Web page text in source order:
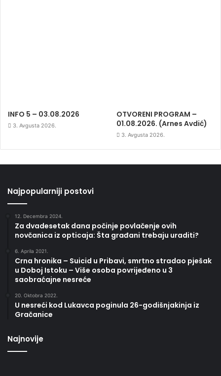
INFO 5 – 03.08.2026
3. Avgusta 2026.
OTVORENI PROGRAM –
01.08.2026. (Arnes Avdić)
3. Avgusta 2026.
Najpopularniji postovi
12. Decembra 2024.
Za dvadesetak dana počinje povlačenje ovih
novčanica iz opticaja: Šta građani trebaju uraditi?
6. Aprila 2021.
Crna hronika – Suicid u Pribavi, smrtno stradao pješak
u Doboj Istoku – Više osoba povrijeđeno u 3
saobraćajne nesreće
20. Oktobra 2022.
U nesreći kod Lukavca poginula 26-godišnjakinja iz
Gračanice
Najnovije